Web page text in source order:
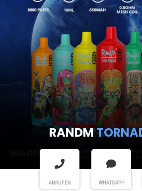
RANDM
ANRUFEN WHATSAPP